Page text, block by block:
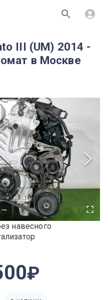
III (UM) 2014 -
в Москве
навесного